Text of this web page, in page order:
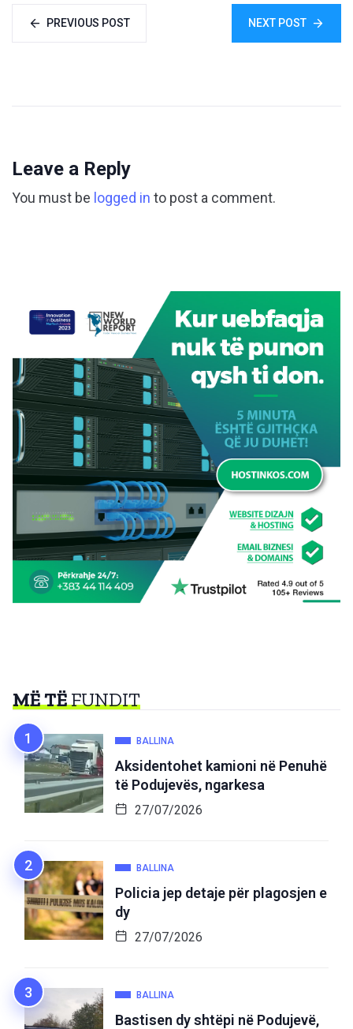
PREVIOUS POST NEXT POST
Leave a Reply
You must be logged in to post a comment.
MË TËFUNDIT
BALLINA
Aksidentohet kamioni në Penuhë
të Podujevës, ngarkesa
27/07/2026
BALLINA
Policia jep detaje për plagosjen e
dy
27/07/2026
BALLINA
Bastisen dy shtëpi në Podujevë,